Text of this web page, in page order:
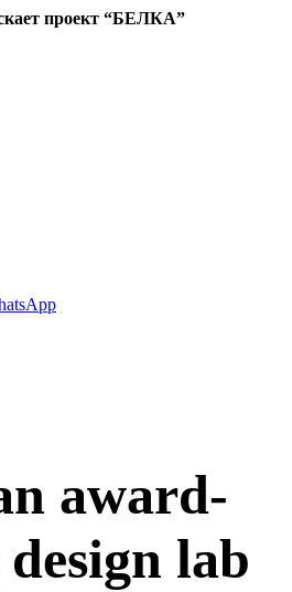
проект “БЕЛКА”
award-
design lab